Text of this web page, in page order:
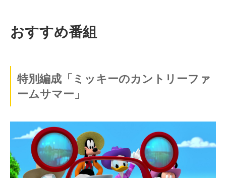
おすすめ番組
特別編成「ミッキーのカントリーファ
ームサマー」